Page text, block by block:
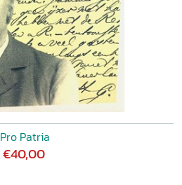
Pro Patria
€40,00